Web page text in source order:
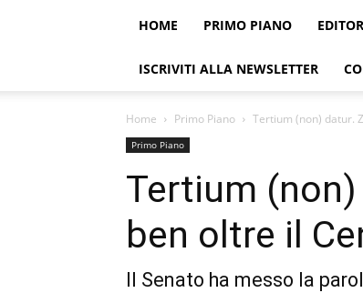
HOME PRIMO PIANO
ISCRIVITI ALLA NEWSLETTER
Home Primo Piano Tertium (non) datur.
Primo Piano
Tertium
ben oltre il
Il Senato ha messo la